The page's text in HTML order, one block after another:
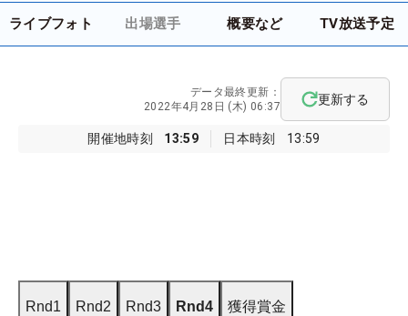
ライブフォト 出場選手 概要など TV放送予定
開催地時刻 13:59 日本時刻 13:59
データ最終更新：
2022年4月28日 (木) 06:37
更新する
Rnd1 Rnd2 Rnd3 Rnd4 獲得賞金